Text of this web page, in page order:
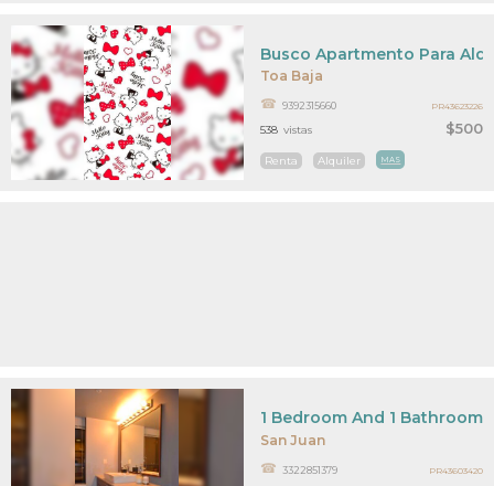
Toa Baja
$500
Busco Apartmento Para
9392315660
Renta Alquiler MAS
538 vistas
PR43623226
San Juan
1 Bedroom And 1 Bathroom
3322851379 PR43603420